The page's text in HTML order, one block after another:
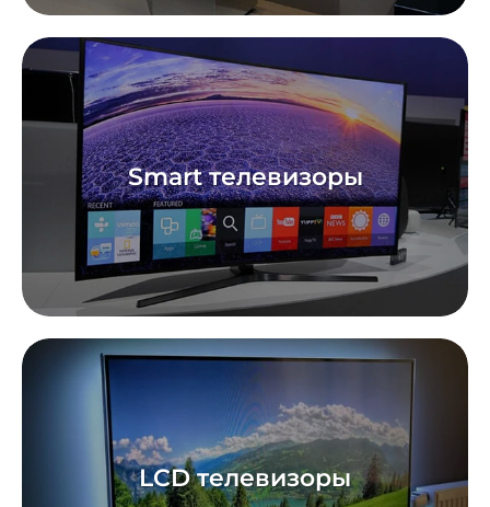
Smart телевизоры
LCD телевизоры